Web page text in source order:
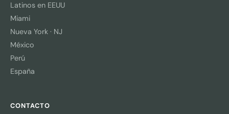
Latinos en EEUU
Miami
Nueva York · NJ
México
Perú
España
CONTACTO